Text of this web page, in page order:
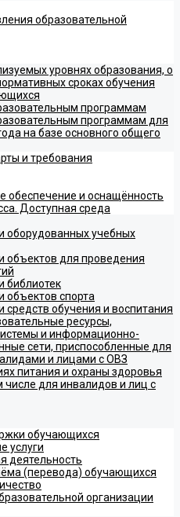
образовательной
уровнях образования, о
сроках обучения
программам
программам для
на базе основного общего
и требования
обеспечение и оснащённость
Доступная среда
оборудованных учебных
объектов для проведения
библиотек
объектов спорта
средств обучения и воспитания
ресурсы,
и информационно-
сети, приспособленные для
и лицами с ОВЗ
питания и охраны здоровья
для инвалидов и лиц с
обучающихся
услуги
деятельность
(перевода) обучающихся
организации